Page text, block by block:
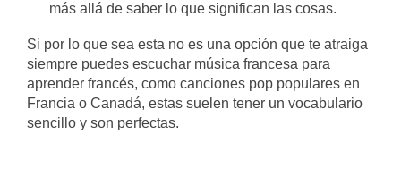
más allá de saber lo que significan las cosas.
Si por lo que sea esta no es una opción que te atraiga
siempre puedes escuchar música francesa para
aprender francés, como canciones pop populares en
Francia o Canadá, estas suelen tener un vocabulario
sencillo y son perfectas.